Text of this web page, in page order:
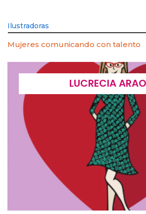
Ilustradoras
Mujeres comunicando con talento
LUCRECIA